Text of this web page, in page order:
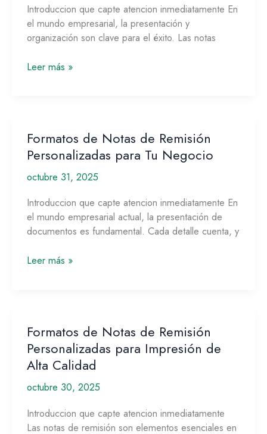
Introduccion que capte atencion inmediatamente En
el mundo empresarial, la presentación y
organización son clave para el éxito. Las notas
con
notas
de
personalizadas
Leer más »
Formatos de Notas de Remisión
Personalizadas para Tu Negocio
octubre 31, 2025
Introduccion que capte atencion inmediatamente En
el mundo empresarial actual, la presentación de
documentos es fundamental. Cada detalle cuenta, y
Formatos
de
de
Personalizadas
para
Tu
Leer más »
Formatos de Notas de Remisión
Personalizadas para Impresión de
Alta Calidad
octubre 30, 2025
Introduccion que capte atencion inmediatamente
Las notas de remisión son elementos esenciales en
Formatos
de
Notas
de
Remisión
para
Impresión